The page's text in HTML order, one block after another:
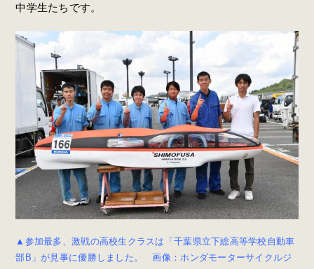
中学生たちです。
▲参加最多、激戦の高校生クラスは「千葉県立下総高等学校自動車
部B」が見事に優勝しました。 画像：ホンダモーターサイクルジ